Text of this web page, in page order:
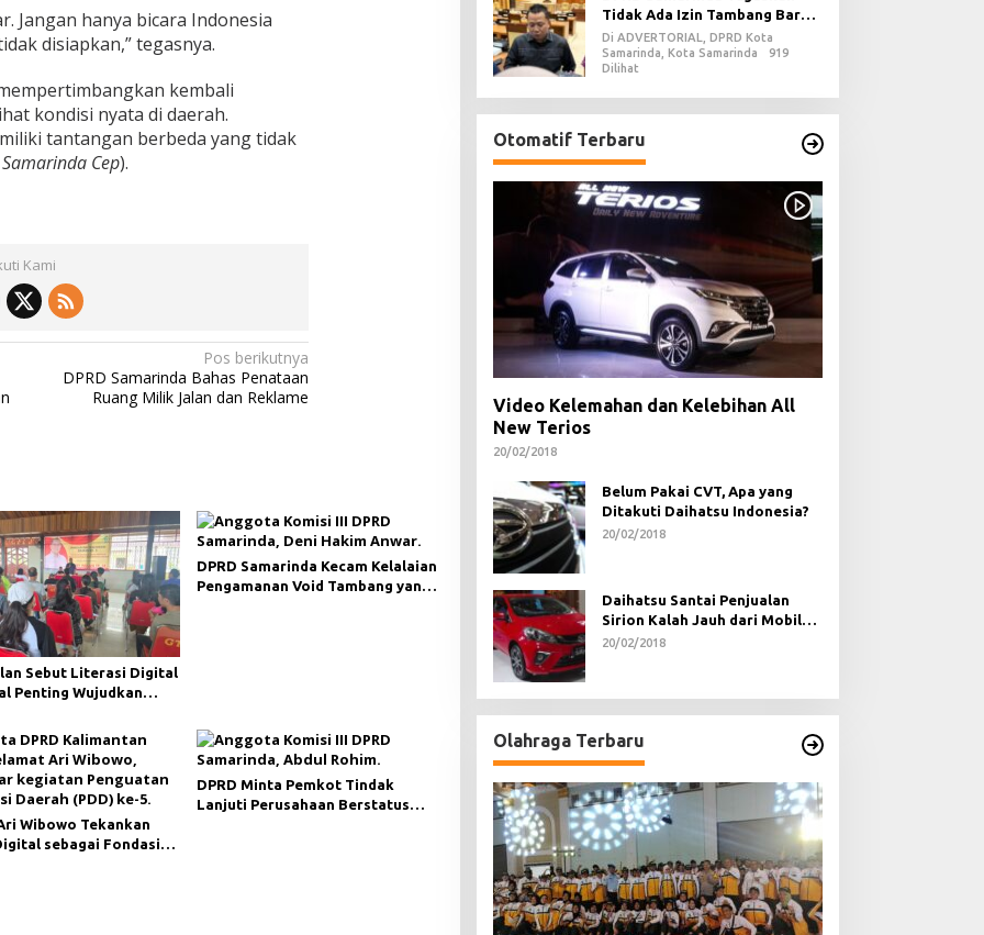
Jangan hanya bicara Indonesia
disiapkan,” tegasnya.
kembali
kondisi nyata di daerah.
tantangan berbeda yang tidak
Cep).
Kami
Pos berikutnya
DPRD Samarinda Bahas Penataan
Ruang Milik Jalan dan Reklame
Sebut Literasi Digital
Penting Wujudkan
DPRD Samarinda Kecam Kelalaian
Pengamanan Void Tambang yang
Wibowo Tekankan
sebagai Fondasi
DPRD Minta Pemkot Tindak
Lanjuti Perusahaan Berstatus
Tidak Ada Izin Tambang Baru
pada 2026
Di ADVERTORIAL, DPRD Kota
Samarinda, Kota Samarinda
919
Dilihat
Otomatif Terbaru
Video Kelemahan dan Kelebihan All
New Terios
20/02/2018
Belum Pakai CVT, Apa yang
Ditakuti Daihatsu Indonesia?
20/02/2018
Daihatsu Santai Penjualan
Sirion Kalah Jauh dari Mobil
LCGC
20/02/2018
Olahraga Terbaru